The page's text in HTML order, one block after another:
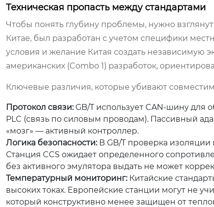
Техническая пропасть между стандартами
Чтобы понять глубину проблемы, нужно
Китае, был разработан с учетом специфики
условия и желание Китая создать независимую
американских (Combo 1) разработок,
Ключевые различия, которые убивают
Протокол связи:GB/T использует CAN-шину для
PLC (связь по силовым проводам). Пассивный
«мозг» — активный контроллер.
Логика безопасности:В GB/T проверка изоляции
Станция CCS ожидает определенного
без активного эмулятора выдать не может
Температурный мониторинг:Китайские
высоких токах. Европейские станции могут не
который конструктивно менее защищен от